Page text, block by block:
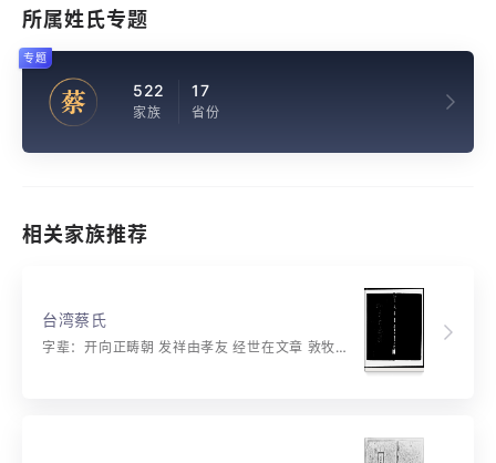
所属姓氏专题
蔡 522
家族
17
省份
专题
相关家族推荐
台湾蔡氏
字辈：开向正畴朝 发祥由孝友 经世在文章 敦牧功思远 思荣祚孔长 源深泽必长 缵褚蹱书香 悠远华封视 万年喜克昌 祖德宗功福泽长 贻谋燕翼有义方 传家远诏尊诗礼 继世丕杨在文章 忠孝节廉天地柱 ？承克守庆前光